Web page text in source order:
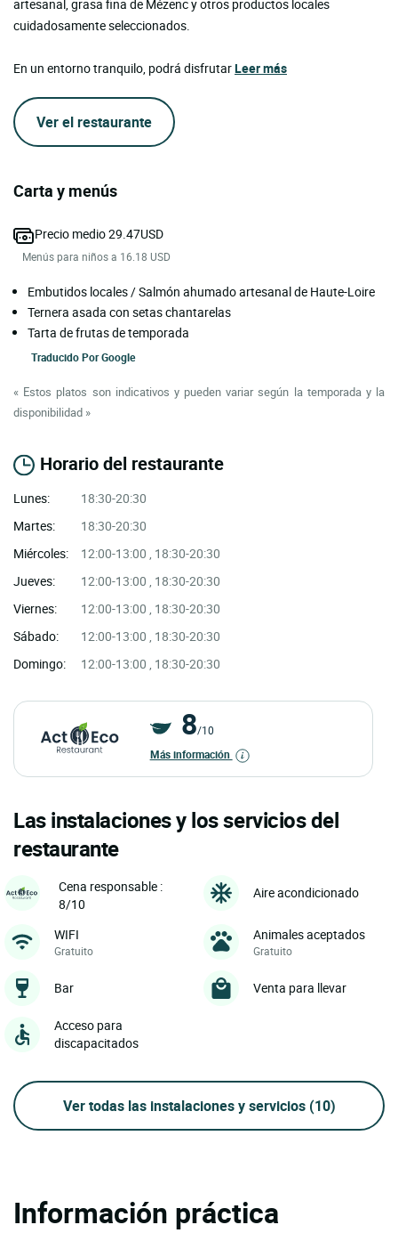
artesanal, grasa fina de Mézenc y otros productos locales
cuidadosamente seleccionados.
En un entorno tranquilo, podrá disfrutarLeer más
Ver el restaurante
Carta y menús
Precio medio 29.47USD
Menús para niños a 16.18 USD
Embutidos locales / Salmón ahumado artesanal de Haute-Loire
Ternera asada con setas chantarelas
Tarta de frutas de temporada
Traducido PorGoogle
« Estos platos son indicativos y pueden variar según la temporada y la
disponibilidad »
Horario del restaurante
Lunes:
18:30-20:30
Martes:
18:30-20:30
Miércoles:
12:00-13:00 , 18:30-20:30
Jueves:
12:00-13:00 , 18:30-20:30
Viernes:
12:00-13:00 , 18:30-20:30
Sábado:
12:00-13:00 , 18:30-20:30
Domingo:
12:00-13:00 , 18:30-20:30
8/10
Más información
Las instalaciones y los servicios del
restaurante
Cena responsable :
8/10
Aire acondicionado
WIFI
Gratuito
Animales aceptados
Gratuito
Bar Venta para llevar
Acceso para
discapacitados
Ver todas las instalaciones y servicios (10)
Información práctica